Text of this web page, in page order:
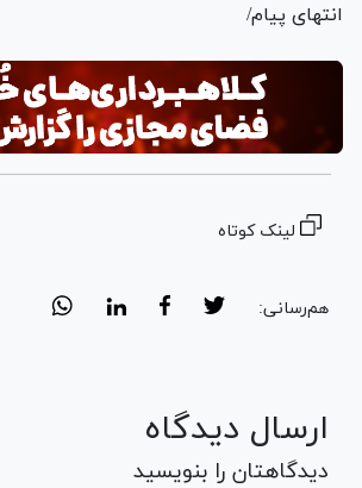
انتهای پیام/
لینک کوتاه
هم‌رسانی:
ارسال دیدگاه
دیدگاهتان را بنویسید